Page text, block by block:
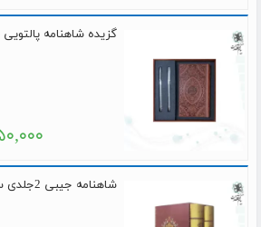
گزیده شاهنامه پالتویی چرم با
شاهنامه جیبی 2جلدی سلفون قابدار